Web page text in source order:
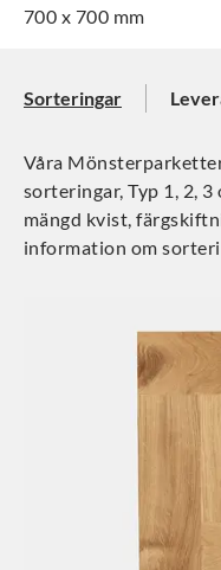
700 x 700 mm
Sorteringar
Våra
sorteringar, Typ 1, 2, 3
mängd kvist,
information om